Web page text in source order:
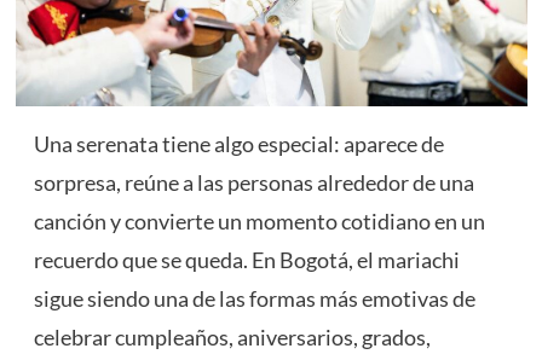
Una serenata tiene algo especial: aparece de
sorpresa, reúne a las personas alrededor de una
canción y convierte un momento cotidiano en un
recuerdo que se queda. En Bogotá, el mariachi
sigue siendo una de las formas más emotivas de
celebrar cumpleaños, aniversarios, grados,